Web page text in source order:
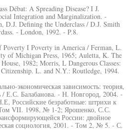
Débat: A Spreading Disease? I J.
Integration and Marginalization. -
D.J. Defining the Underclass / D.J. Smith
- London, 1992. - P.8.
I Poverty in America / Ferman, L.
of Michigan Press, 1965; Auletta, K. The
1982; Morris, L Dangerous Classes:
L. and N.Y.: Routledge, 1994.
экономическая зависимость: теория,
/ Е.С. Балабанова. - Н. Новгород, 2004. -
Российские безработные: штрихи к
VII. 1998, № 1-2; Ярошенко, С.С.
России: двойное
социология, 2001. - Том 2, № 5. - С.